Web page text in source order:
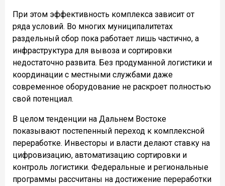
При этом эффективность комплекса зависит от
ряда условий. Во многих муниципалитетах
раздельный сбор пока работает лишь частично, а
инфраструктура для вывоза и сортировки
недостаточно развита. Без продуманной логистики и
координации с местными службами даже
современное оборудование не раскроет полностью
свой потенциал.
В целом тенденции на Дальнем Востоке
показывают постепенный переход к комплексной
переработке. Инвесторы и власти делают ставку на
цифровизацию, автоматизацию сортировки и
контроль логистики. Федеральные и региональные
программы рассчитаны на достижение переработки